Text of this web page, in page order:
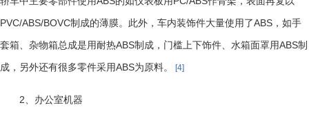
PVC/ABS/BOVC制成的薄膜。此外，车内装饰件大量使用了ABS ，如手
套箱、杂物箱总成是用耐热ABS制成，门槛上下饰件、水箱面罩用ABS制
成，另外还有很多零件采用ABS为原料。 [4]
2、办公室机器